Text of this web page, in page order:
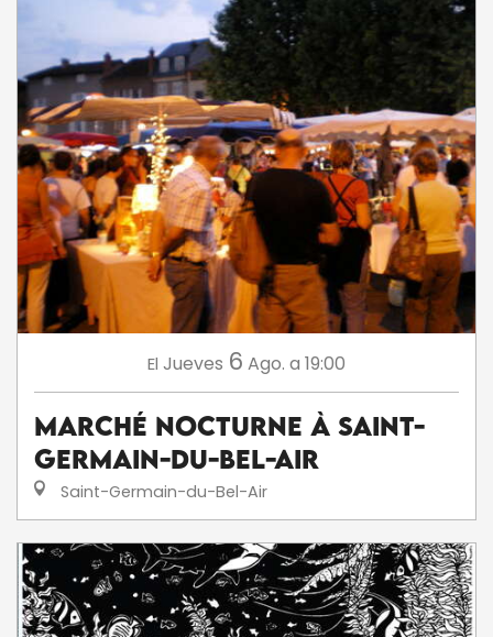
El Jueves 6 Ago. a 19:00
Marché nocturne à Saint-
Germain-du-Bel-Air
Saint-Germain-du-Bel-Air